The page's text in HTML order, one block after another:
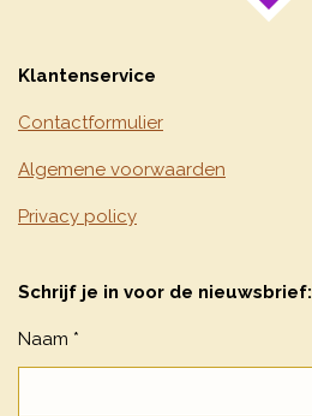
Klantenservice
Contactformulier
Algemene voorwaarden
Privacy policy
Schrijf je in voor de nieuwsbrief:
Naam *